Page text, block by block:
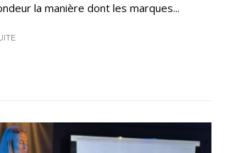
la manière dont les marques...